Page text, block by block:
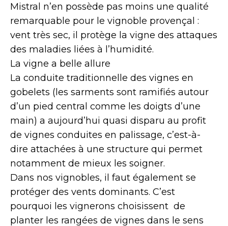
Mistral n’en possède pas moins une qualité
remarquable pour le vignoble provençal :
vent très sec, il protège la vigne des attaques
des maladies liées à l’humidité.
La vigne a belle allure
La conduite traditionnelle des vignes en
gobelets (les sarments sont ramifiés autour
d’un pied central comme les doigts d’une
main) a aujourd’hui quasi disparu au profit
de vignes conduites en palissage, c’est-à-
dire attachées à une structure qui permet
notamment de mieux les soigner.
Dans nos vignobles, il faut également se
protéger des vents dominants. C’est
pourquoi les vignerons choisissent de
planter les rangées de vignes dans le sens